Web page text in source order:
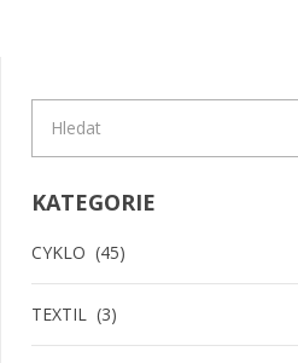
KATEGORIE
CYKLO (45)
TEXTIL (3)